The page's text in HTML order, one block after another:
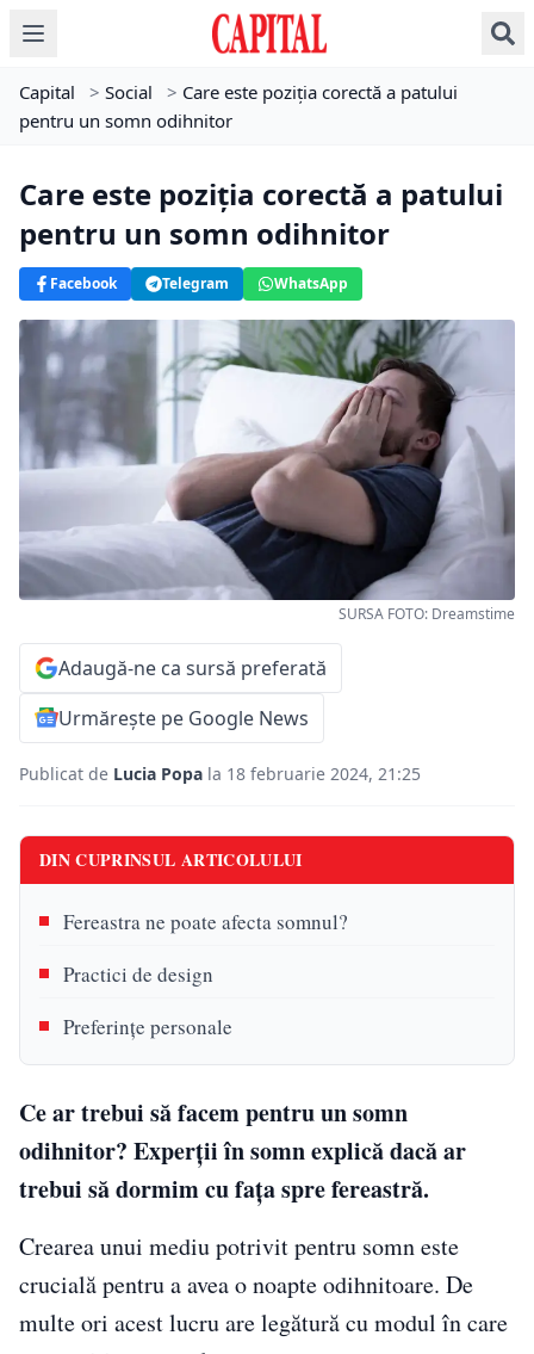
Capital > Social > Care este poziția corectă a patului
pentru un somn odihnitor
Care este poziția corectă a patului
pentru un somn odihnitor
Facebook Telegram WhatsApp
SURSA FOTO: Dreamstime
Adaugă-ne ca sursă preferată
Urmărește pe Google News
Publicat de Lucia Popa la 18 februarie 2024, 21:25
DIN CUPRINSUL ARTICOLULUI
Fereastra ne poate afecta somnul?
Practici de design
Preferințe personale
Ce ar trebui să facem pentru un somn
odihnitor? Experții în somn explică dacă ar
trebui să dormim cu fața spre fereastră.
Crearea unui mediu potrivit pentru somn este
crucială pentru a avea o noapte odihnitoare. De
multe ori acest lucru are legătură cu modul în care